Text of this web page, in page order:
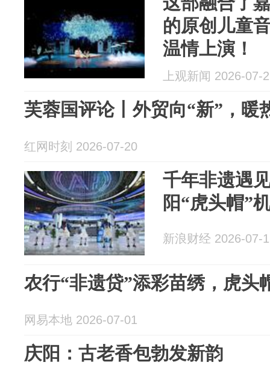
的原创儿童
温情上演！
上观新闻 2026-07-
芙蓉国评论丨外贸向“新”，暖
红网时刻 2026-07-20
千年非遗遇
阳“虎头帽”
新浪财经 2026-07-
农行“非遗贷”添彩苗绣，虎头
网易本地 2026-07-01
庆阳：古老香包勃发新韵